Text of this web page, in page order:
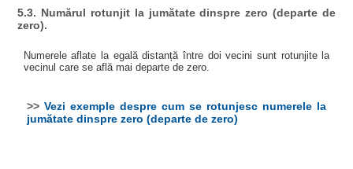
5.3. Numărul rotunjit la jumătate dinspre zero (departe de
zero).
Numerele aflate la egală distanță între doi vecini sunt rotunjite la
vecinul care se află mai departe de zero.
>> Vezi exemple despre cum se rotunjesc numerele la
jumătate dinspre zero (departe de zero)